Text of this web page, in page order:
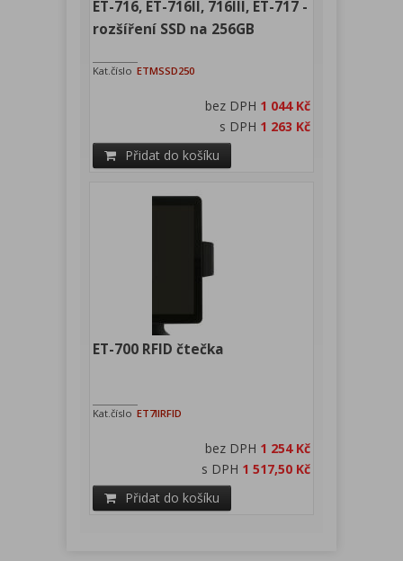
ET-716, ET-716II, 716III, ET-717 -
rozšíření SSD na 256GB
Kat.číslo ETMSSD250
bez DPH 1 044 Kč
s DPH 1 263 Kč
Přidat do košíku
ET-700 RFID čtečka
Kat.číslo ET7IIRFID
bez DPH 1 254 Kč
s DPH 1 517,50 Kč
Přidat do košíku